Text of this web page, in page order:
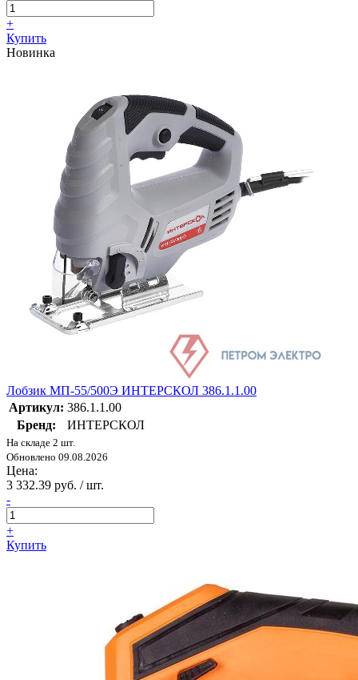
+
Купить
Новинка
Лобзик МП-55/500Э ИНТЕРСКОЛ 386.1.1.00
Артикул: 386.1.1.00
Бренд:
ИНТЕРСКОЛ
На складе 2 шт.
Обновлено 09.08.2026
Цена:
3 332.39 руб. / шт.
-
+
Купить